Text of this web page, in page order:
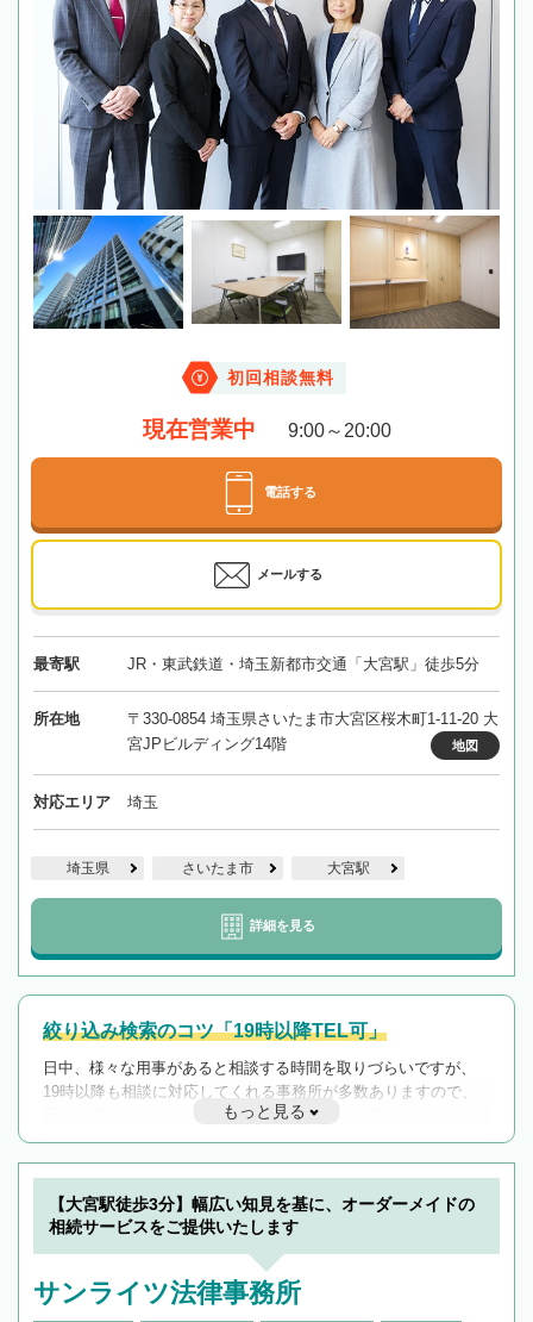
初回相談無料
現在営業中 9:00～20:00
電話する
メールする
最寄駅 JR・東武鉄道・埼玉新都市交通「大宮駅」徒歩5分
所在地
〒330-0854 埼玉県さいたま市大宮区桜木町1-11-20 大
宮JPビルディング14階
地図
対応エリア 埼玉
埼玉県 さいたま市 大宮駅
詳細を見る
絞り込み検索のコツ「19時以降TEL可」
日中、様々な用事があると相談する時間を取りづらいですが、
19時以降も相談に対応してくれる事務所が多数ありますので、
遅い時間の相談が増えそうな場合はそのような事務所に絞り込
んで検索してみましょう。
19時以降TEL可の条件
を加えて再検索
もっと見る
【大宮駅徒歩3分】幅広い知見を基に、オーダーメイドの
相続サービスをご提供いたします
サンライツ法律事務所